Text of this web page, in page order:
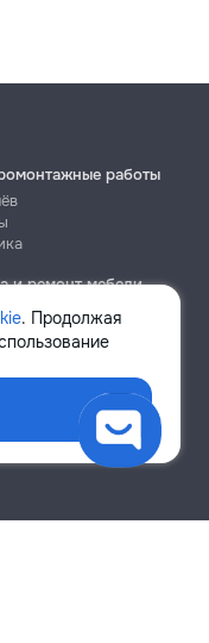
. Продолжая
работы
и ремонт мебели